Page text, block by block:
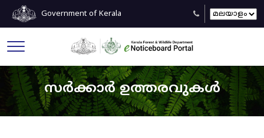
Government of Kerala
സർക്കാർ ഉത്തരവുകൾ